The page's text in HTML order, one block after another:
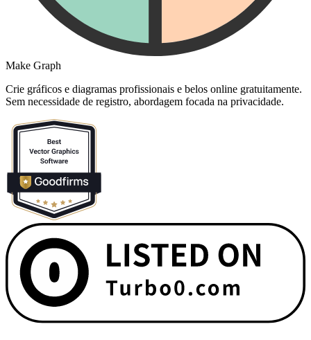
Make Graph
Crie gráficos e diagramas profissionais e belos online gratuitamente.
Sem necessidade de registro, abordagem focada na privacidade.